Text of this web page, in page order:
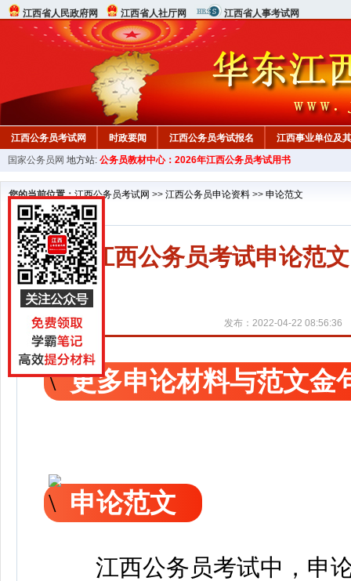
江西省人民政府网 江西省人社厅网 江西省人事考试网
江西公务员考试网 时政要闻 江西公务员考试报名 江西事业单位及
行测真题 在线咨询 教材中心
国家公务员网 地方站: 公务员教材中心：2026年江西公务员考试用书
您的当前位置：江西公务员考试网 >> 江西公务员申论资料 >> 申论范文
2023江西公务员考试申论范
发布：2022-04-22 08:56:36
更多申论材料与范文金
申论范文
江西公务员考试中，申论